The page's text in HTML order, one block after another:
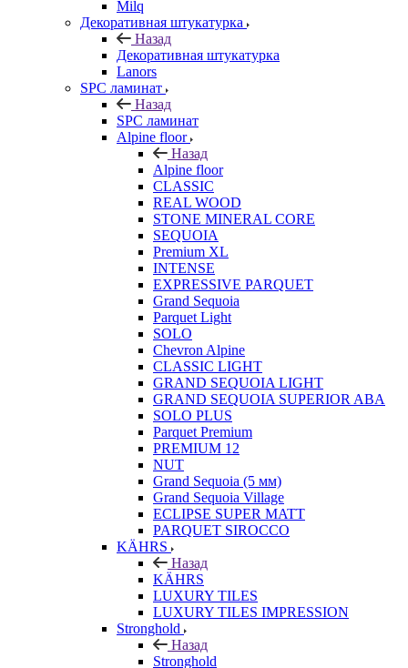
Milq
Декоративная штукатурка
Назад
Декоративная штукатурка
Lanors
SPC ламинат
Назад
SPC ламинат
Alpine floor
Назад
Alpine floor
CLASSIC
REAL WOOD
STONE MINERAL CORE
SEQUOIA
Premium XL
INTENSE
EXPRESSIVE PARQUET
Grand Sequoia
Parquet Light
SOLO
Chevron Alpine
CLASSIC LIGHT
GRAND SEQUOIA LIGHT
GRAND SEQUOIA SUPERIOR ABA
SOLO PLUS
Parquet Premium
PREMIUM 12
NUT
Grand Sequoia (5 мм)
Grand Sequoia Village
ECLIPSE SUPER MATT
PARQUET SIROCCO
KÄHRS
Назад
KÄHRS
LUXURY TILES
LUXURY TILES IMPRESSION
Stronghold
Назад
Stronghold